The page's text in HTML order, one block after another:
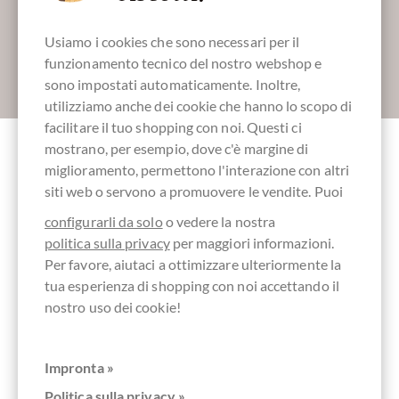
Absenden
Altri clienti valutati 5g Villa Gracinda 67%
Sao Tomé Naps
Scrivi la prima recensione e aiuta gli altri clienti. Grazie
per il vostro sostegno.
Riassunto
Usiamo i cookies che sono necessari per il
funzionamento tecnico del nostro webshop e
sono impostati automaticamente. Inoltre,
utilizziamo anche dei cookie che hanno lo scopo di
facilitare il tuo shopping con noi. Questi ci
mostrano, per esempio, dove c'è margine di
miglioramento, permettono l'interazione con altri
siti web o servono a promuovere le vendite. Puoi
configurarli da soloo vedere la nostra
politica sulla privacyper maggiori informazioni.
Per favore, aiutaci a ottimizzare ulteriormente la
tua esperienza di shopping con noi accettando il
nostro uso dei cookie!
Impronta »